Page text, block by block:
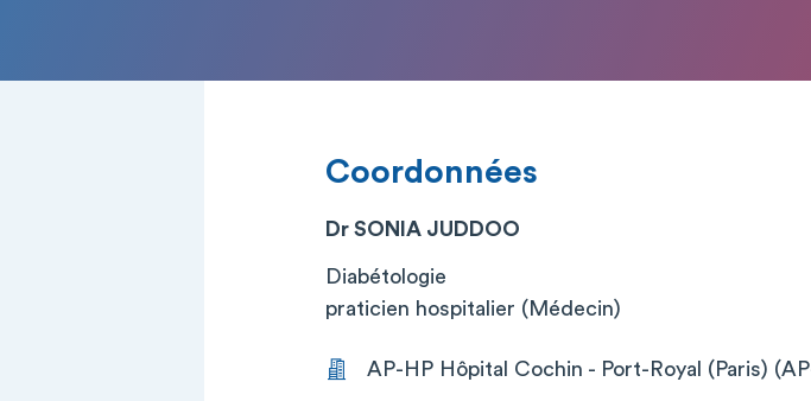
Coordonnées
Dr SONIA JUDDOO
Diabétologie
praticien hospitalier (Médecin)
AP-HP Hôpital Cochin - Port-Royal (Paris)